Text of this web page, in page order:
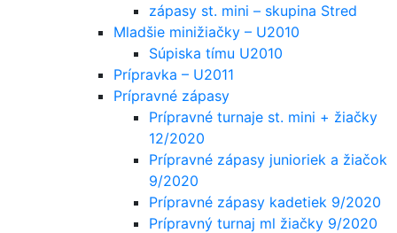
zápasy st. mini – skupina Stred
Mladšie minižiačky – U2010
Súpiska tímu U2010
Prípravka – U2011
Prípravné zápasy
Prípravné turnaje st. mini + žiačky
12/2020
Prípravné zápasy junioriek a žiačok
9/2020
Prípravné zápasy kadetiek 9/2020
Prípravný turnaj ml žiačky 9/2020